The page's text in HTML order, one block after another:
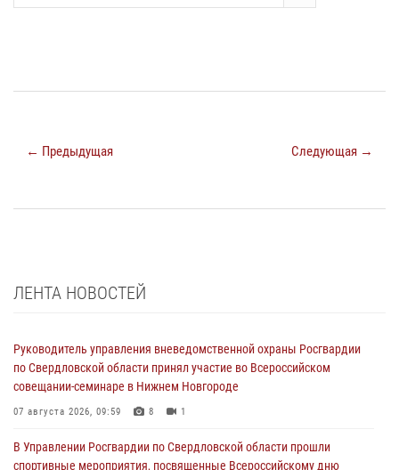
← Предыдущая Следующая →
ЛЕНТА НОВОСТЕЙ
Руководитель управления вневедомственной охраны Росгвардии
по Свердловской области принял участие во Всероссийском
совещании-семинаре в Нижнем Новгороде
07 августа 2026, 09:59 8 1
В Управлении Росгвардии по Свердловской области прошли
спортивные мероприятия, посвященные Всероссийскому дню